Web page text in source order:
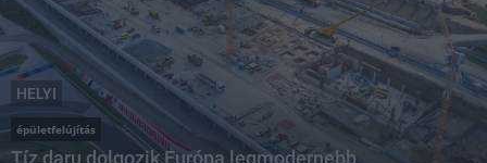
HELYI
épületfelújítás
Tíz daru dolgozik Európa legmodernebb